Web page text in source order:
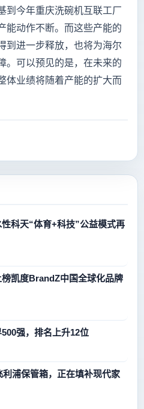
到今年重庆洗碗机互联工厂
能动作不断。而这些产能的
到进一步释放，也将为海尔
。可以预见的是，在未来的
体业绩将随着产能的扩大而
科天“体育+科技”公益模式再
凯度BrandZ中国全球化品牌
强，排名上升12位
浦保管箱，正在填补现代家